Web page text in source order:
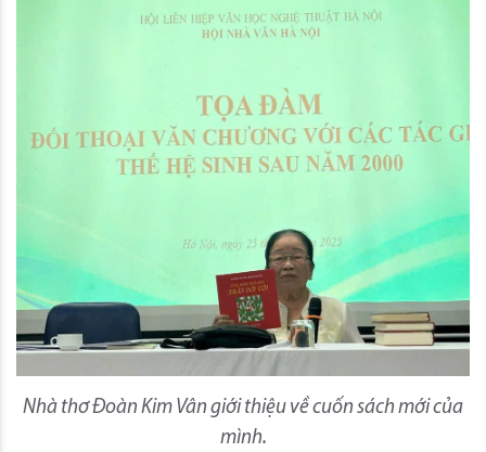
Nhà thơ Đoàn Kim Vân giới thiệu về cuốn sách mới của
mình.